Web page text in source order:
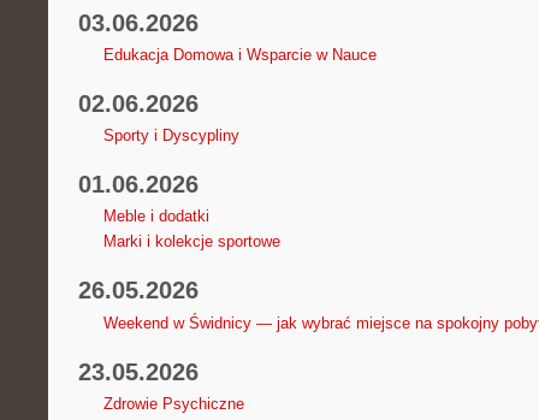
03.06.2026
Edukacja Domowa i Wsparcie w Nauce
02.06.2026
Sporty i Dyscypliny
01.06.2026
Meble i dodatki
Marki i kolekcje sportowe
26.05.2026
Weekend w Świdnicy — jak wybrać miejsce na spokojny
23.05.2026
Zdrowie Psychiczne